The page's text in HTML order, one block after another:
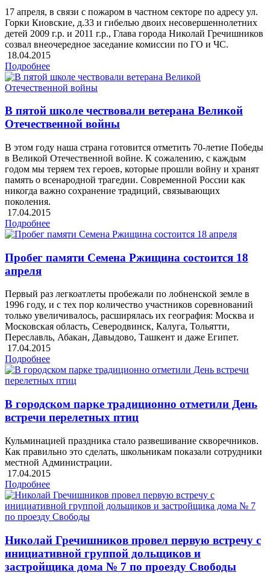
17 апреля, в связи с пожаром в частном секторе по адресу ул.
Горки Киовские, д.33 и гибелью двоих несовершеннолетних
детей 2009 г.р. и 2011 г.р., Глава города Николай Гречишников
созвал внеочередное заседание комиссии по ГО и ЧС.
18.04.2015
Подробнее
В пятой школе чествовали ветерана Великой
Отечественной войны
В этом году наша страна готовится отметить 70-летие Победы
в Великой Отечественной войне. К сожалению, с каждым
годом мы теряем тех героев, которые прошли войну и хранят
память о всенародной трагедии. Современной России как
никогда важно сохранение традиций, связывающих
поколения.
17.04.2015
Подробнее
Пробег памяти Семена Ржищина состоится 18
апреля
Первый раз легкоатлеты пробежали по лобненской земле в
1996 году, и с тех пор количество участников соревнований
только увеличивалось, расширялась их география: Москва и
Московская область, Северодвинск, Калуга, Тольятти,
Переславль, Абакан, Давыдово, Ташкент и даже Египет.
17.04.2015
Подробнее
В городском парке традиционно отметили День
встречи перелетных птиц
Кульминацией праздника стало развешивание скворечников.
Как правильно это сделать, школьникам показали сотрудники
местной Администрации.
17.04.2015
Подробнее
Николай Гречишников провел первую встречу с
инициативной группой дольщиков и
застройщика дома № 7 по проезду Свободы